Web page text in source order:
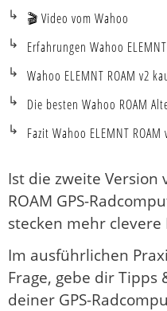
Ist die zweite Version
ROAM GPS-
stecken mehr
Im ausführlichen
Frage, gebe dir
deiner GPS-
🎬 Video vom Wahoo
Erfahrungen Wahoo
Wahoo ELEMNT ROAM v2
Die besten Wahoo ROAM
Fazit Wahoo ELEMNT ROAM